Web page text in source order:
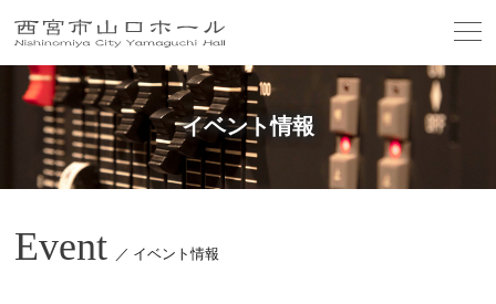
イベント情報
Event ／ イベント情報